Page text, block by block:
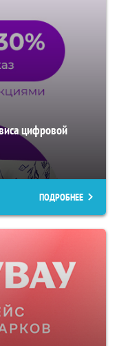
цифровой
ПОДРОБНЕЕ